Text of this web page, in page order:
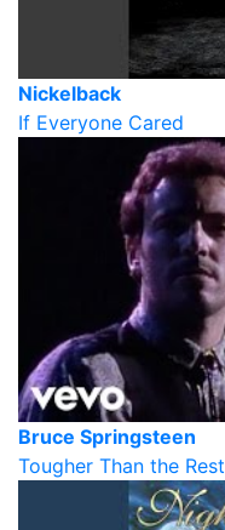
Nickelback
If Everyone Cared
Bruce Springsteen
Tougher Than the Rest